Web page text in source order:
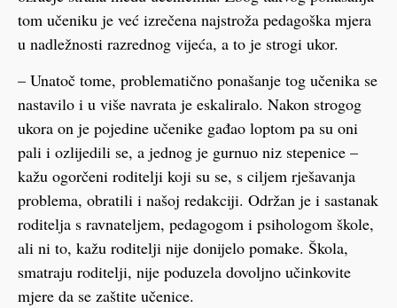
tom učeniku je već izrečena najstroža pedagoška mjera
u nadležnosti razrednog vijeća, a to je strogi ukor.
– Unatoč tome, problematično ponašanje tog učenika se
nastavilo i u više navrata je eskaliralo. Nakon strogog
ukora on je pojedine učenike gađao loptom pa su oni
pali i ozlijedili se, a jednog je gurnuo niz stepenice –
kažu ogorčeni roditelji koji su se, s ciljem rješavanja
problema, obratili i našoj redakciji. Održan je i sastanak
roditelja s ravnateljem, pedagogom i psihologom škole,
ali ni to, kažu roditelji nije donijelo pomake. Škola,
smatraju roditelji, nije poduzela dovoljno učinkovite
mjere da se zaštite učenice.